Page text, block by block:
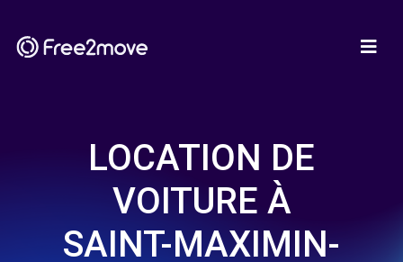
LOCATION DE
VOITURE À
SAINT-MAXIMIN-